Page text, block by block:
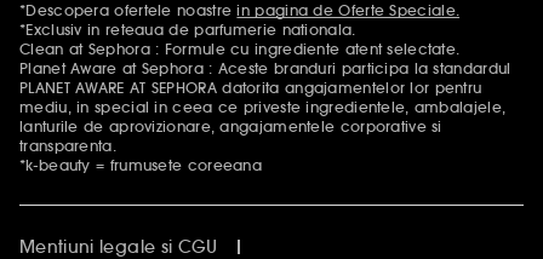
Mentiuni aditionale
*Descopera ofertele noastrein pagina de Oferte Speciale.
*Exclusiv in reteaua de parfumerie nationala.
Clean at Sephora : Formule cu ingrediente atent selectate.
Planet Aware at Sephora : Aceste branduri participa la standardul
PLANET AWARE AT SEPHORA datorita angajamentelor lor pentru
mediu, in special in ceea ce priveste ingredientele, ambalajele,
lanturile de aprovizionare, angajamentele corporative si
transparenta.
*k-beauty = frumusete coreeana
Mentiuni legale si CGU